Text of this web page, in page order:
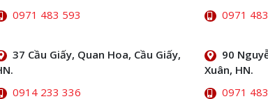
0971 483 593
0971
37 Cầu Giấy, Quan Hoa, Cầu Giấy,
0914 233 336
90
Xuân, HN.
0971